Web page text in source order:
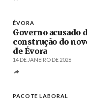
ÉVORA
Governo acusado
construção do
de Évora
14 DE JANEIRO DE 2026
PACOTE LABORAL